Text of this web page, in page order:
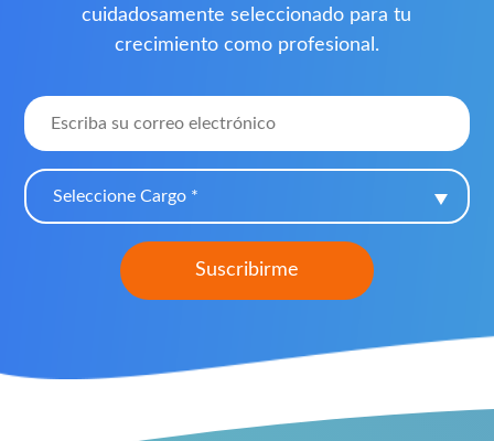
cuidadosamente seleccionado para tu
crecimiento como profesional.
Seleccione Cargo *